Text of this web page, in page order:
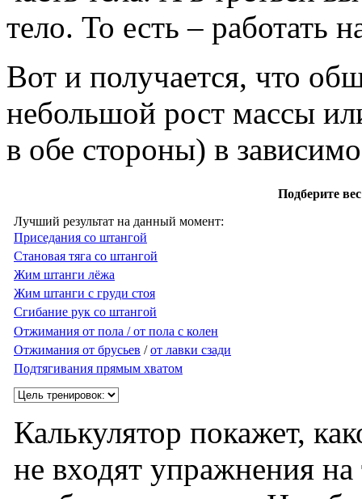
тело. То есть – работать
Вот и получается, что
небольшой рост массы
в обе стороны) в
Подберите
Лучший результат на данный момент:
Приседания со штангой
Становая тяга со штангой
Жим штанги лёжа
Жим штанги с груди стоя
Сгибание рук со штангой
Отжимания от пола / от пола с колен
Отжимания от брусьев /от лавки сзади
Подтягивания прямым хватом
Калькулятор покажет,
не входят упражнения на